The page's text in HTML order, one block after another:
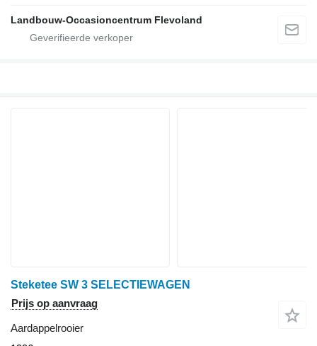
Landbouw-Occasioncentrum Flevoland
Steketee SW 3 SELECTIEWAGEN
Prijs op aanvraag
Aardappelrooier